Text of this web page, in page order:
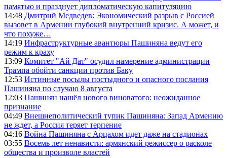
памятью и празднует дипломатическую капитуляцию
14:48 Дмитрий Медведев: Экономический разрыв с Россией
вызовет в Армении глубокий внутренний кризис. А может, и
что похуже…
14:19 Инфраструктурные авантюры Пашиняна ведут его
режим к краху
13:09 Комитет "Ай Дат" осудил намерение администрации
Трампа обойти санкции против Баку
12:53 Истинные посылы постыдного и опасного послания
Пашиняна по случаю 8 августа
12:03 Пашинян нашёл нового виноватого: неожиданное
признание
04:49 Внешнеполитический тупик Пашиняна: Запад Армению
не ждет, а Россия теряет терпение
04:16 Война Пашиняна с Арцахом идет даже на стадионах
03:55 Восемь лет ненависти: армянский режиссер о расколе
общества и произволе властей